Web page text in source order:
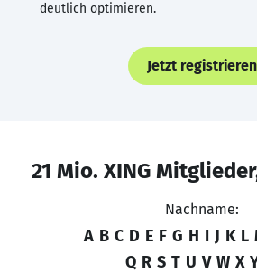
deutlich optimieren.
Jetzt registrieren
21 Mio. XING
Nachname:
A B C D E F G H I J K L
Q R S T U V W X